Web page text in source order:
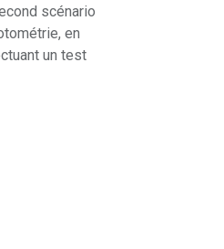
scénario
en
un test